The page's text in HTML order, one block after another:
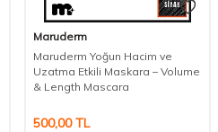
Maruderm
Maruderm Yoğun Hacim ve
Uzatma Etkili Maskara – Volume
& Length Mascara
500,00TL